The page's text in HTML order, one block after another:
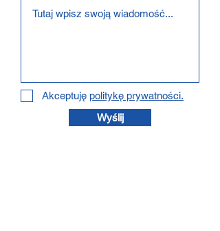
Akceptuję politykę prywatności.
Wyślij